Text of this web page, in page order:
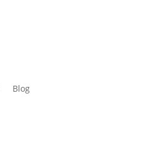
Blog